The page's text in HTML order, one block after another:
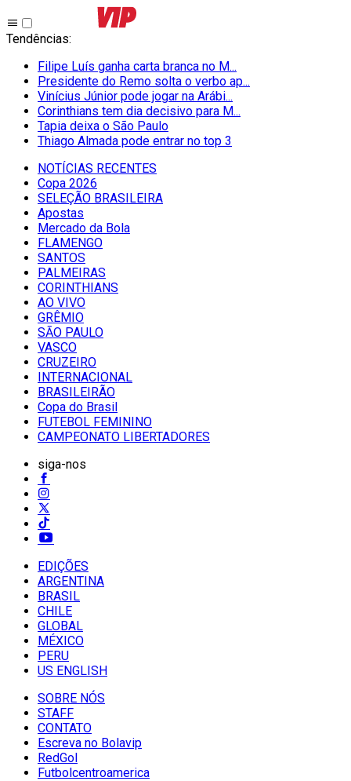
Tendências:
Filipe Luís ganha carta branca no M...
Presidente do Remo solta o verbo ap...
Vinícius Júnior pode jogar na Arábi...
Corinthians tem dia decisivo para M...
Tapia deixa o São Paulo
Thiago Almada pode entrar no top 3
NOTÍCIAS RECENTES
Copa 2026
SELEÇÃO BRASILEIRA
Apostas
Mercado da Bola
FLAMENGO
SANTOS
PALMEIRAS
CORINTHIANS
AO VIVO
GRÊMIO
SĀO PAULO
VASCO
CRUZEIRO
INTERNACIONAL
BRASILEIRÃO
Copa do Brasil
FUTEBOL FEMININO
CAMPEONATO LIBERTADORES
siga-nos
EDIÇÕES
ARGENTINA
BRASIL
CHILE
GLOBAL
MÉXICO
PERU
US ENGLISH
SOBRE NÓS
STAFF
CONTATO
Escreva no Bolavip
RedGol
Futbolcentroamerica